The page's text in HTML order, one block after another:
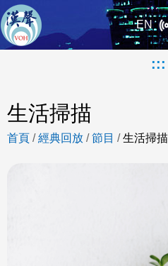
EN
:::
生活掃描
首頁 /經典回放 /節目 /生活掃描